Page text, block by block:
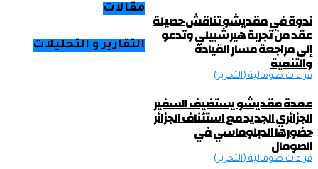
ندوة في مقديشو تناقش حصيلة
عقد من تجربة هيرشبيلي وتدعو
إلى مراجعة مسار القيادة
والتنمية
قراءات صومالية (التحرير)
عمدة مقديشو يستضيف السفير
الجزائري الجديد مع استئناف الجزائر
حضورها الدبلوماسي في
الصومال
قراءات صومالية (التحرير)
مقالات
التقارير و التحليلات